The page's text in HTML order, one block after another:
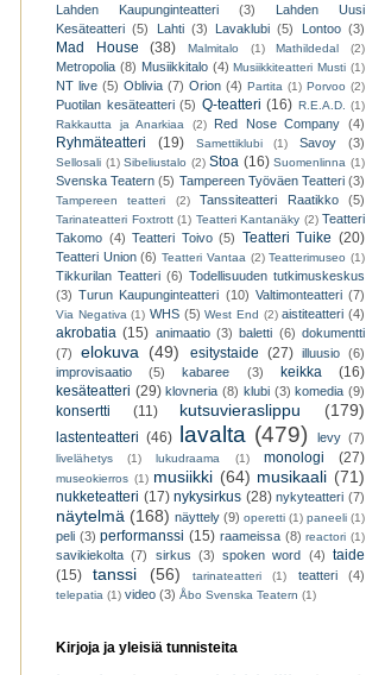
Lahden Kaupunginteatteri (3)
Lahden Uusi
Kesäteatteri (5) Lahti (3) Lavaklubi (5) Lontoo (3)
Mad House (38) Malmitalo (1) Mathildedal (2)
Metropolia (8) Musiikkitalo (4) Musiikkiteatteri Musti (1)
NT live (5) Oblivia (7) Orion (4) Partita (1) Porvoo (2)
Puotilan kesäteatteri (5) Q-teatteri (16) R.E.A.D. (1)
Rakkautta ja Anarkiaa
(2) Red Nose Company (4)
Ryhmäteatteri (19) Samettiklubi (1) Savoy (3)
Sellosali (1) Sibeliustalo (2) Stoa (16) Suomenlinna (1)
Svenska Teatern (5) Tampereen Työväen Teatteri (3)
Tampereen teatteri (2) Tanssiteatteri Raatikko (5)
Tarinateatteri Foxtrott (1) Teatteri Kantanäky (2) Teatteri
Takomo (4) Teatteri Toivo (5) Teatteri Tuike (20)
Teatteri Union (6) Teatteri Vantaa (2) Teatterimuseo (1)
Tikkurilan Teatteri (6) Todellisuuden tutkimuskeskus
(3) Turun Kaupunginteatteri (10) Valtimonteatteri (7)
Via Negativa (1) WHS (5) West End (2) aistiteatteri (4)
akrobatia (15) animaatio (3) baletti (6) dokumentti
(7)
elokuva (49) esitystaide (27) illuusio (6)
improvisaatio
(5) kabaree (3) keikka
(16)
kesäteatteri (29) klovneria (8) klubi (3) komedia (9)
konsertti (11) kutsuvieraslippu (179)
lastenteatteri (46) lavalta (479) levy (7)
livelähetys (1) lukudraama (1) monologi (27)
museokierros (1) musiikki (64) musikaali (71)
nukketeatteri (17) nykysirkus (28) nykyteatteri (7)
näytelmä (168) näyttely (9) operetti (1) paneeli (1)
peli (3) performanssi (15) raameissa (8) reactori (1)
savikiekolta (7) sirkus (3) spoken word (4) taide
(15)
tanssi (56) tarinateatteri (1) teatteri (4)
telepatia (1) video (3) Åbo Svenska Teatern (1)
Kirjoja ja yleisiä tunnisteita